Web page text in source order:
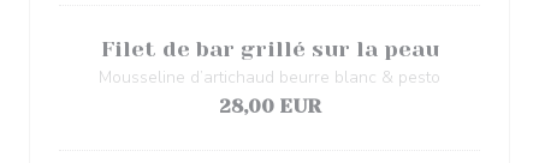
Filet de bar grillé sur la peau
Mousseline d’artichaud beurre blanc & pesto
28,00 EUR